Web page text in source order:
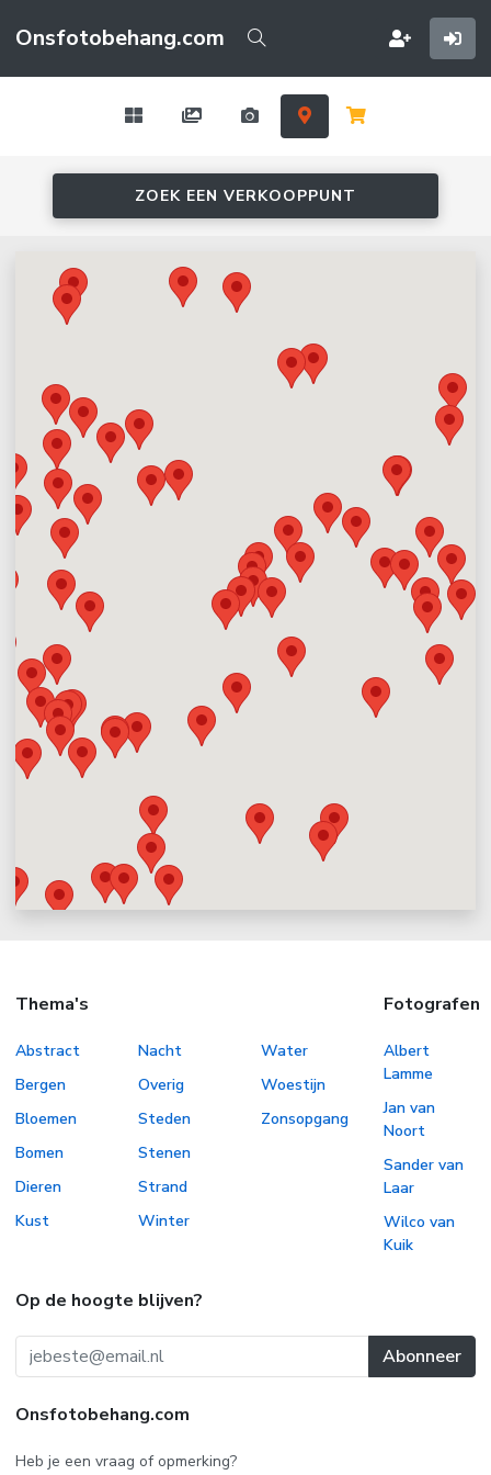
Onsfotobehang.com
ZOEK EEN VERKOOPPUNT
Thema's
Abstract
Bergen
Bloemen
Bomen
Dieren
Kust
Nacht
Overig
Steden
Stenen
Strand
Winter
Water
Woestijn
Zonsopgang
Fotografen
Albert
Lamme
Jan van
Noort
Sander van
Laar
Wilco van
Kuik
Op de hoogte blijven?
Abonneer
Onsfotobehang.com
Heb je een vraag of opmerking?